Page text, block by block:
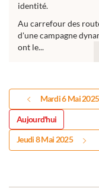
identité.
Au carrefour des
d'une campagne
ont le...
Mardi 6 Mai 2025
Aujourd'hui
Jeudi 8 Mai 2025